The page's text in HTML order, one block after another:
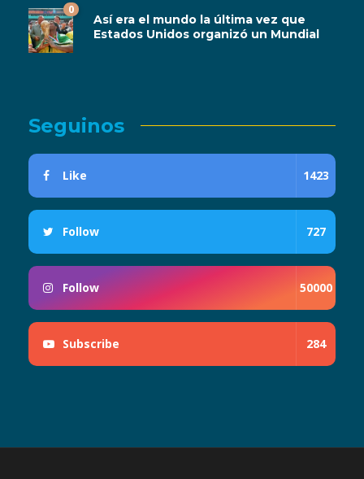
0
Así era el mundo la última vez que
Estados Unidos organizó un Mundial
Seguinos
Like 1423
Follow 727
Follow 50000
Subscribe 284